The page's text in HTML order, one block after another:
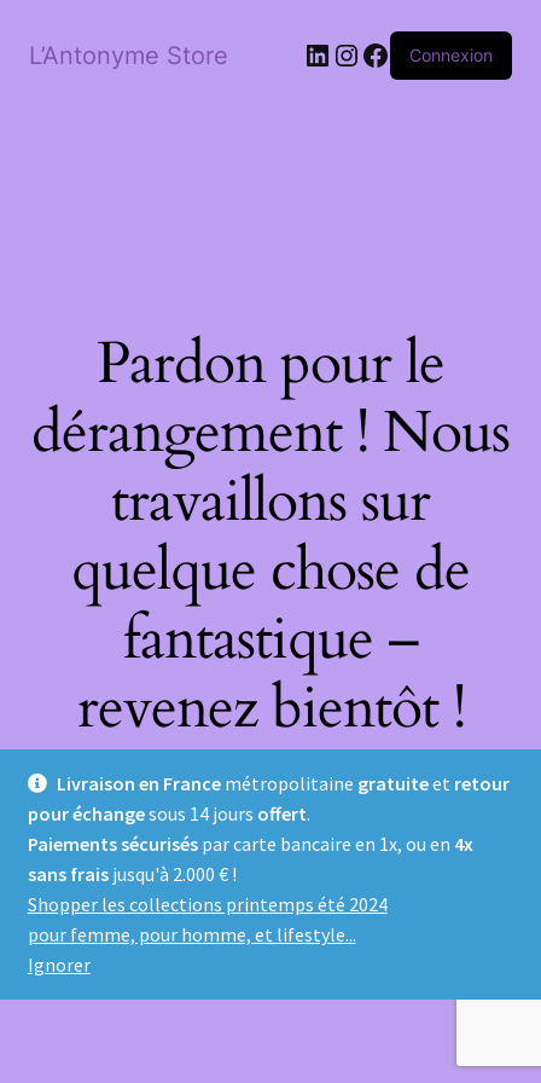
Livraison en France métropolitaine gratuiteet retour
pour échangesous 14 jours offert.
Paiements sécuriséspar carte bancaire en 1x, ou en 4x
sans fraisjusqu'à 2.000 € !
Shopper les collections printemps été 2024
pour femme, pour homme, et lifestyle...
Ignorer
L’Antonyme Store LinkedIn
Instagram
Facebook
Connexion
Pardon pour le
dérangement ! Nous
travaillons sur
quelque chose de
fantastique –
revenez bientôt !